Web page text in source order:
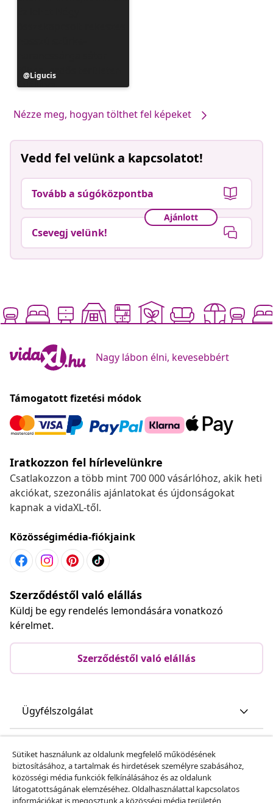
Bejegyzés
közzétevője
Ligucis
Nézze meg, hogyan tölthet fel képeket
Vedd fel velünk a kapcsolatot!
Tovább a súgóközpontba
Ajánlott
Csevegj velünk!
Nagy lábon élni, kevesebbért
Támogatott fizetési módok
Iratkozzon fel hírlevelünkre
Csatlakozzon a több mint 700 000 vásárlóhoz, akik heti
akciókat, szezonális ajánlatokat és újdonságokat
kapnak a vidaXL-től.
Közösségimédia-fiókjaink
Szerződéstől való elállás
Küldj be egy rendelés lemondására vonatkozó
kérelmet.
Szerződéstől való elállás
Ügyfélszolgálat
vidaXL
Sütiket használunk az oldalunk megfelelő működésének
biztosításához, a tartalmak és hirdetések személyre szabásához,
közösségi média funkciók felkínálásához és az oldalunk
látogatottságának elemzéséhez. Oldalhasználattal kapcsolatos
információkat is megosztunk a közösségi média területén